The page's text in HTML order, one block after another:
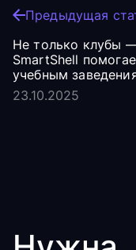
Предыдущая
Не только клубы
SmartShell
учебным
23.10.2025